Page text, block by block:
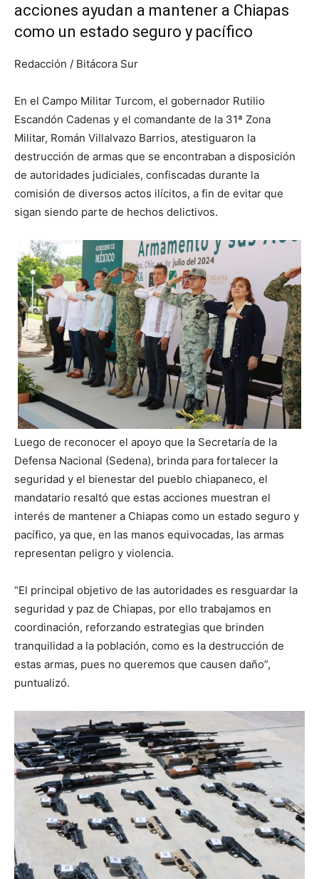
acciones ayudan a mantener a Chiapas
como un estado seguro y pacífico
Redacción / Bitácora Sur
En el Campo Militar Turcom, el gobernador Rutilio
Escandón Cadenas y el comandante de la 31ª Zona
Militar, Román Villalvazo Barrios, atestiguaron la
destrucción de armas que se encontraban a disposición
de autoridades judiciales, confiscadas durante la
comisión de diversos actos ilícitos, a fin de evitar que
sigan siendo parte de hechos delictivos.
Luego de reconocer el apoyo que la Secretaría de la
Defensa Nacional (Sedena), brinda para fortalecer la
seguridad y el bienestar del pueblo chiapaneco, el
mandatario resaltó que estas acciones muestran el
interés de mantener a Chiapas como un estado seguro y
pacífico, ya que, en las manos equivocadas, las armas
representan peligro y violencia.
“El principal objetivo de las autoridades es resguardar la
seguridad y paz de Chiapas, por ello trabajamos en
coordinación, reforzando estrategias que brinden
tranquilidad a la población, como es la destrucción de
estas armas, pues no queremos que causen daño”,
puntualizó.